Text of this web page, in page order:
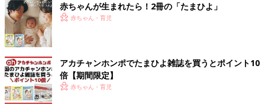
赤ちゃんが生まれたら！2冊の「たまひよ」
赤ちゃん・育児
アカチャンホンポでたまひよ雑誌を買うとポイント10
倍【期間限定】
赤ちゃん・育児